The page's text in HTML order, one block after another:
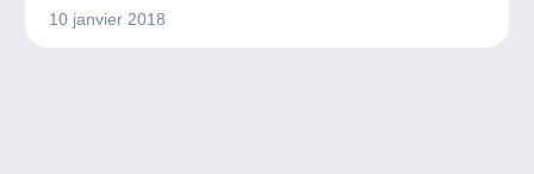
10 janvier 2018